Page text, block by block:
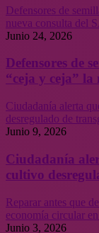
Defensores de
nueva consulta del
Junio 24, 2026
Defensores de
“ceja y ceja”
Ciudadanía alerta
desregulado de
Junio 9, 2026
Ciudadanía
cultivo
Reparar antes que
economía circular
Junio 3, 2026